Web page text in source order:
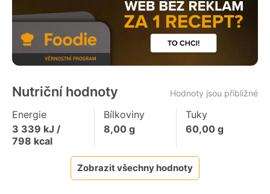
Nutriční hodnoty Hodnoty jsou přibližné
Energie
3 339 kJ /
798 kcal
Bílkoviny
8,00g
Tuky
60,00g
Zobrazit všechny hodnoty